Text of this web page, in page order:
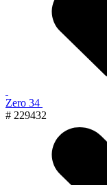
Zero 34
# 229432